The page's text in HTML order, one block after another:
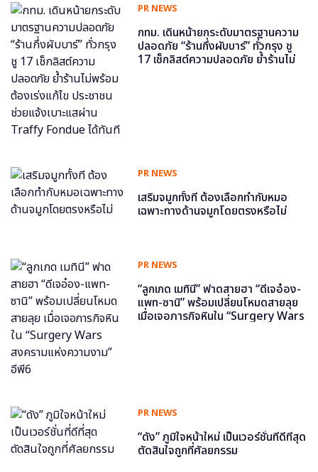
PR NEWS
กทม. เดินหน้ายกระดับมาตรฐานความ
ปลอดภัย “ร้านกึ่งผับบาร์” ทั่วกรุง ชู
17 เช็กลิสต์ความปลอดภัย ย้ำร้านไม่
PR NEWS
เสริมจมูกทั้งที ต้องเลือกทำกับหมอ
เฉพาะทางด้านจมูกโดยตรงหรือไม่
PR NEWS
“ลูกเกด เมทินี” ฟาดสายฮา “ดีเจอ๋อง-
แพท-ซานิ” พร้อมเปลี่ยนโหมดสายลุย
เมื่อเจอภารกิจหินใน “Surgery Wars
PR NEWS
“ดัง” ภูมิใจหน้าใหม่ เป็นเวอร์ชั่นที่ดีที่สุด
ตัดสินใจถูกที่ศัลยกรรม